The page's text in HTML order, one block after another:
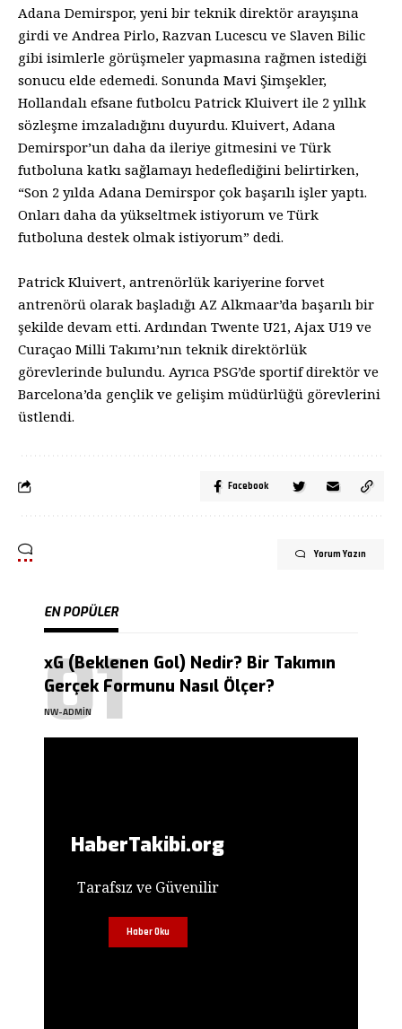
Adana Demirspor, yeni bir teknik direktör arayışına
girdi ve Andrea Pirlo, Razvan Lucescu ve Slaven Bilic
gibi isimlerle görüşmeler yapmasına rağmen istediği
sonucu elde edemedi. Sonunda Mavi Şimşekler,
Hollandalı efsane futbolcu Patrick Kluivert ile 2 yıllık
sözleşme imzaladığını duyurdu. Kluivert, Adana
Demirspor’un daha da ileriye gitmesini ve Türk
futboluna katkı sağlamayı hedeflediğini belirtirken,
“Son 2 yılda Adana Demirspor çok başarılı işler yaptı.
Onları daha da yükseltmek istiyorum ve Türk
futboluna destek olmak istiyorum” dedi.
Patrick Kluivert, antrenörlük kariyerine forvet
antrenörü olarak başladığı AZ Alkmaar’da başarılı bir
şekilde devam etti. Ardından Twente U21, Ajax U19 ve
Curaçao Milli Takımı’nın teknik direktörlük
görevlerinde bulundu. Ayrıca PSG’de sportif direktör ve
Barcelona’da gençlik ve gelişim müdürlüğü görevlerini
üstlendi.
Facebook
Yorum Yazın
EN POPÜLER
xG (Beklenen Gol) Nedir? Bir Takımın
Gerçek Formunu Nasıl Ölçer?
NW-ADMIN
HaberTakibi.org
Tarafsız ve Güvenilir
Haber Oku